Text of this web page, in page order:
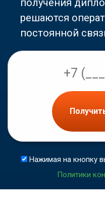
решаются
постоянной
Нажимая на кнопку
Политики